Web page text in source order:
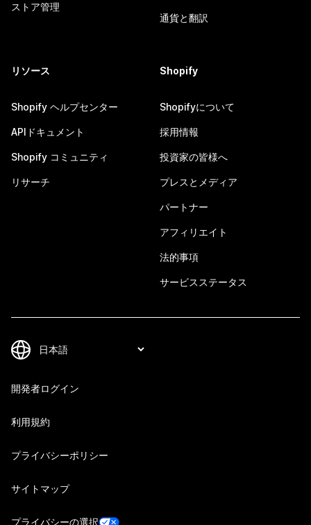
ストア管理
通貨と翻訳
リソース
Shopify ヘルプセンター
APIドキュメント
Shopify コミュニティ
リサーチ
Shopify
Shopifyについて
採用情報
投資家の皆様へ
プレスとメディア
パートナー
アフィリエイト
法的事項
サービスステータス
開発者ログイン
利用規約
プライバシーポリシー
サイトマップ
プライバシーの選択